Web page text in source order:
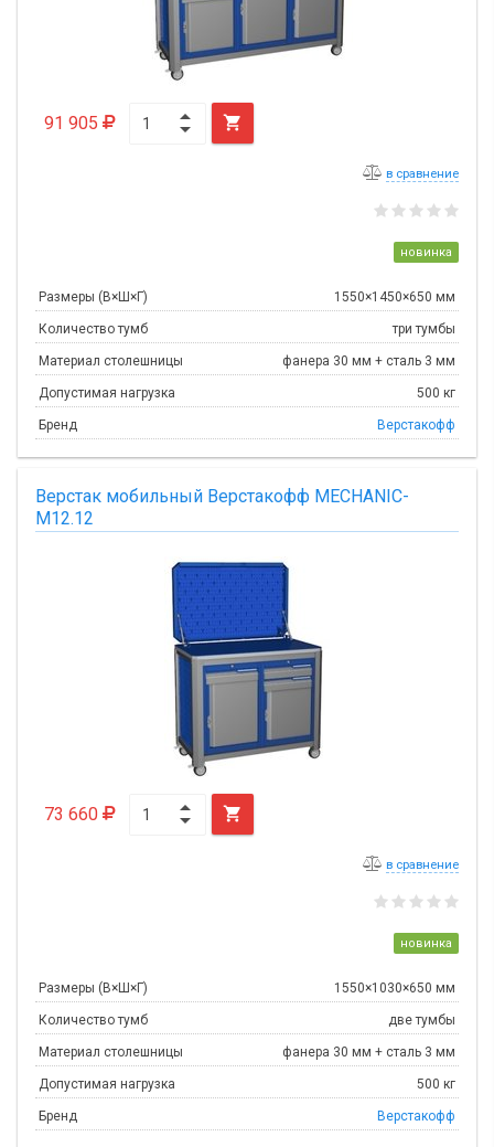
91 905 
в сравнение
новинка
Размеры (В×Ш×Г) 1550×1450×650 мм
Количество тумб три тумбы
Материал столешницы фанера 30 мм + сталь 3 мм
Допустимая нагрузка 500 кг
Бренд Верстакофф
Верстак мобильный Верстакофф MECHANIC-
М12.12
73 660 
в сравнение
новинка
Размеры (В×Ш×Г) 1550×1030×650 мм
Количество тумб две тумбы
Материал столешницы фанера 30 мм + сталь 3 мм
Допустимая нагрузка 500 кг
Бренд Верстакофф